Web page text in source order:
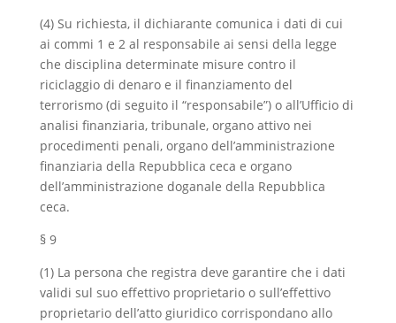
(4) Su richiesta, il dichiarante comunica i dati di cui
ai commi 1 e 2 al responsabile ai sensi della legge
che disciplina determinate misure contro il
riciclaggio di denaro e il finanziamento del
terrorismo (di seguito il “responsabile”) o all’Ufficio di
analisi finanziaria, tribunale, organo attivo nei
procedimenti penali, organo dell’amministrazione
finanziaria della Repubblica ceca e organo
dell’amministrazione doganale della Repubblica
ceca.
§ 9
(1) La persona che registra deve garantire che i dati
validi sul suo effettivo proprietario o sull’effettivo
proprietario dell’atto giuridico corrispondano allo